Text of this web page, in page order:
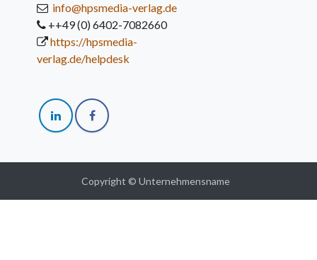
info@hpsmedia-verlag.de
++49 (0) 6402-7082660
https://hpsmedia-
verlag.de/helpdesk
Copyright © Unternehmensname